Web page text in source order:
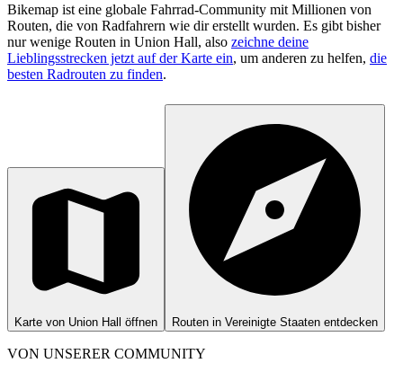
Bikemap ist eine globale Fahrrad-Community mit Millionen von
Routen, die von Radfahrern wie dir erstellt wurden. Es gibt bisher
nur wenige Routen in Union Hall, also zeichne deine
Lieblingsstrecken jetzt auf der Karte ein, um anderen zu helfen, die
besten Radrouten zu finden.
Karte von Union Hall öffnen Routen in Vereinigte Staaten entdecken
VON UNSERER COMMUNITY